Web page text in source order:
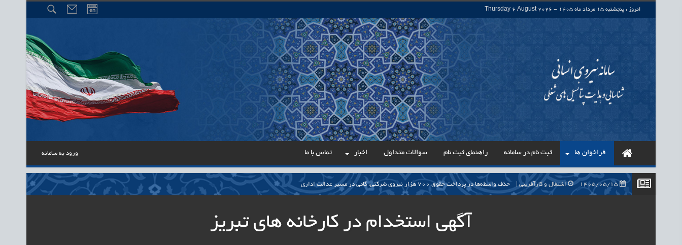
امروز : پنجشنبه 15 مرداد ماه 1405 - Thursday 6 August 2026
فراخوان ها ثبت نام در سامانه راهنمای ثبت نام سوالات متداول اخبار تماس با ما ورود به سامانه
اشتغال و کارآفرینی حذف واسطه‌ها در پرداخت حقوق ۷۰۰ هزار نیروی شرکتی، گامی در مسیر عدالت اداری
رئیس مرکز منابع انسانی آموزش‌وپرورش: داوطلبان ردصلاحیت‌شده حق اعتراض دارند
آگهی استخدام در کارخانه های تبریز